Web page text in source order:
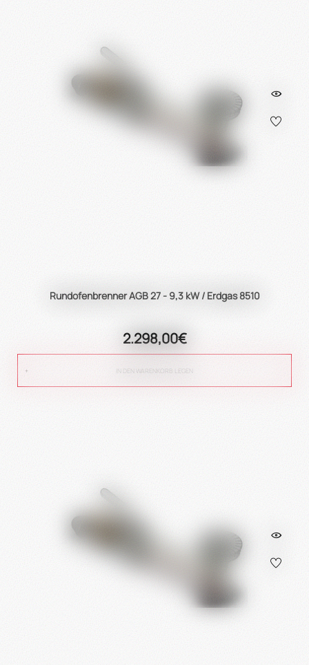
Rundofenbrenner AGB 27 - 9,3 kW / Erdgas 8510
2.298,00€
IN DEN WARENKORB LEGEN